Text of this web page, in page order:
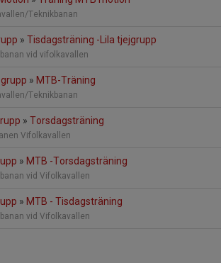
Teknikbanan
» Tisdagsträning -Lila tjejgrupp
vid vifolkavallen
» MTB-Träning
Teknikbanan
» Torsdagsträning
Vifolkavallen
» MTB -Torsdagsträning
vid Vifolkavallen
» MTB - Tisdagsträning
vid Vifolkavallen